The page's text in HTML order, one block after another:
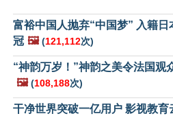
富裕中国人抛弃“中国梦” 入籍日
冠 🖼️ (121,112次)
“神韵万岁！”神韵之美令法国观
🖼️ (108,188次)
干净世界突破一亿用户 影视教育